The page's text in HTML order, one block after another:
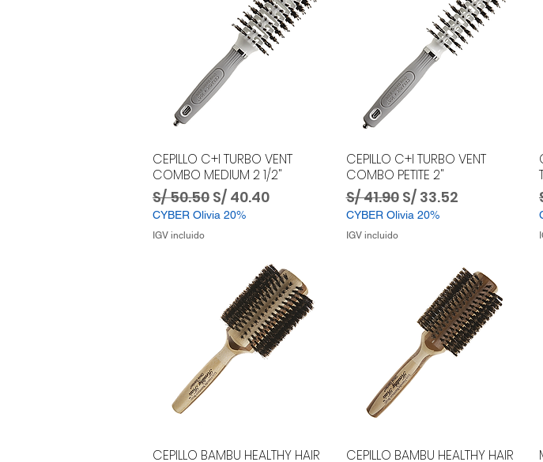
CEPILLO C+I TURBO VENT
COMBO MEDIUM 2 1/2"
Precio
S/ 50.50 Precio de oferta
S/ 40.40
CYBER Olivia 20%
IGV incluido
CEPILLO C+I TURBO VENT
COMBO PETITE 2"
Precio
S/ 41.90 Precio de oferta
S/ 33.52
CYBER Olivia 20%
IGV incluido
CEPILLO BAMBU HEALTHY HAIR
CEPILLO BAMBU HEALTHY HAIR